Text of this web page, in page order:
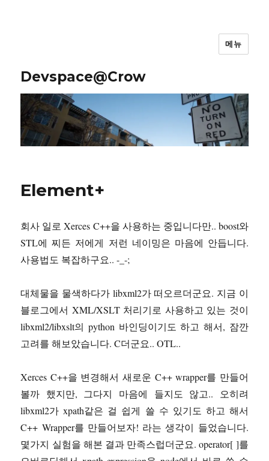
Devspace@Crow
메뉴
Element+
회사 일로 Xerces C++을 사용하는 중입니다만.. boost와
STL에 찌든 저에게 저런 네이밍은 마음에 안듭니다.
사용법도 복잡하구요.. -_-;
대체물을 물색하다가 libxml2가 떠오르더군요. 지금 이
블로그에서 XML/XSLT 처리기로 사용하고 있는 것이
libxml2/libxslt의 python 바인딩이기도 하고 해서, 잠깐
고려를 해보았습니다. C더군요.. OTL..
Xerces C++을 변경해서 새로운 C++ wrapper를 만들어
볼까 했지만, 그다지 마음에 들지도 않고.. 오히려
libxml2가 xpath같은 걸 쉽게 쓸 수 있기도 하고 해서
C++ Wrapper를 만들어보자! 라는 생각이 들었습니다.
몇가지 실험을 해본 결과 만족스럽더군요. operator[ ]를